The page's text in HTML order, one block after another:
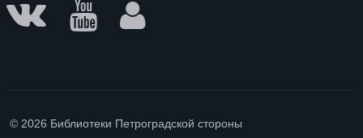
© 2026 Библиотеки Петроградской стороны